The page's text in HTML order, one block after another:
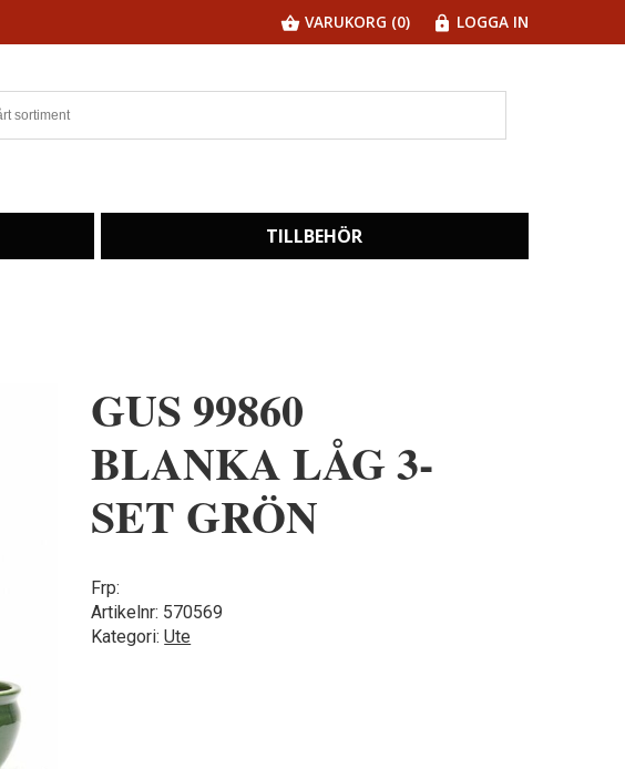
VARUKORG (0) LOGGA IN
TILLBEHÖR
GUS 99860
BLANKA LÅG 3-
SET GRÖN
Frp:
Artikelnr: 570569
Kategori:Ute